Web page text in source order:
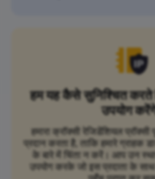
हम यह कैसे सुनिश्चित
उपयोग
हमारा क्रॉक्सी रेजिडेंशियल
प्रदान करता है, ताकि हमारे ग्राहक
के बारे में चिंता न करें। आप उन
उपयोग करके जो इस प्रदाता के